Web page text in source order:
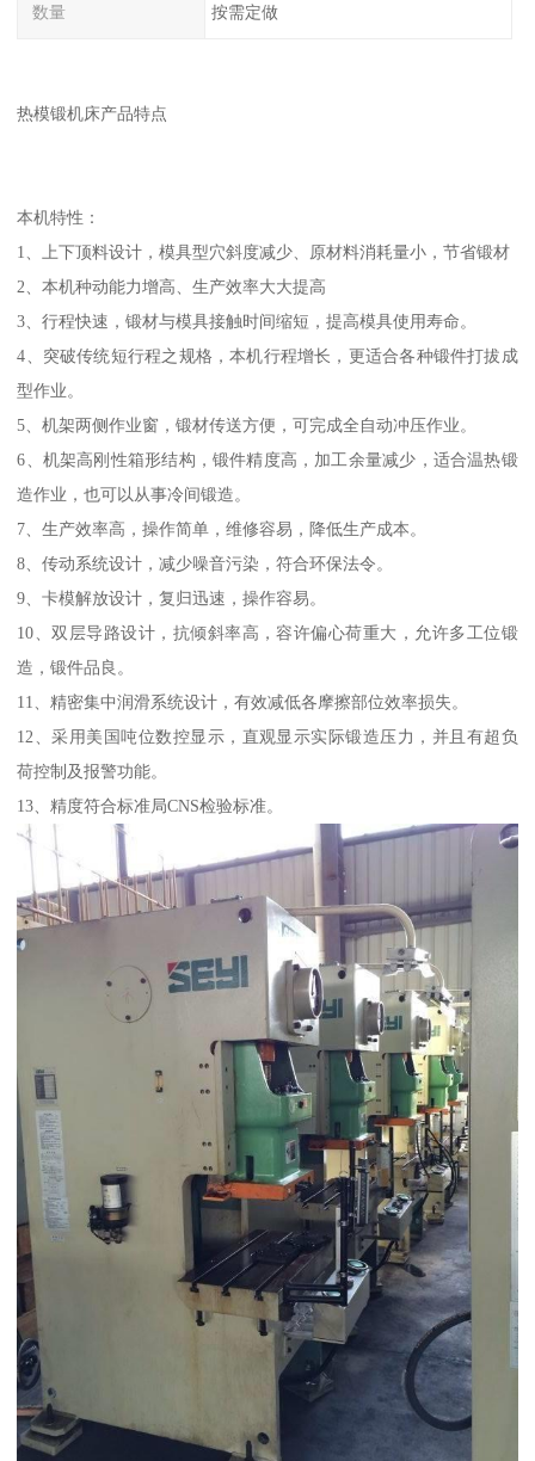
数量 按需定做
热模锻机床产品特点
本机特性：
1、上下顶料设计，模具型穴斜度减少、原材料消耗量小，节省锻材
2、本机种动能力增高、生产效率大大提高
3、行程快速，锻材与模具接触时间缩短，提高模具使用寿命。
4、突破传统短行程之规格，本机行程增长，更适合各种锻件打拔成
型作业。
5、机架两侧作业窗，锻材传送方便，可完成全自动冲压作业。
6、机架高刚性箱形结构，锻件精度高，加工余量减少，适合温热锻
造作业，也可以从事冷间锻造。
7、生产效率高，操作简单，维修容易，降低生产成本。
8、传动系统设计，减少噪音污染，符合环保法令。
9、卡模解放设计，复归迅速，操作容易。
10、双层导路设计，抗倾斜率高，容许偏心荷重大，允许多工位锻
造，锻件品良。
11、精密集中润滑系统设计，有效减低各摩擦部位效率损失。
12、采用美国吨位数控显示，直观显示实际锻造压力，并且有超负
荷控制及报警功能。
13、精度符合标准局CNS检验标准。